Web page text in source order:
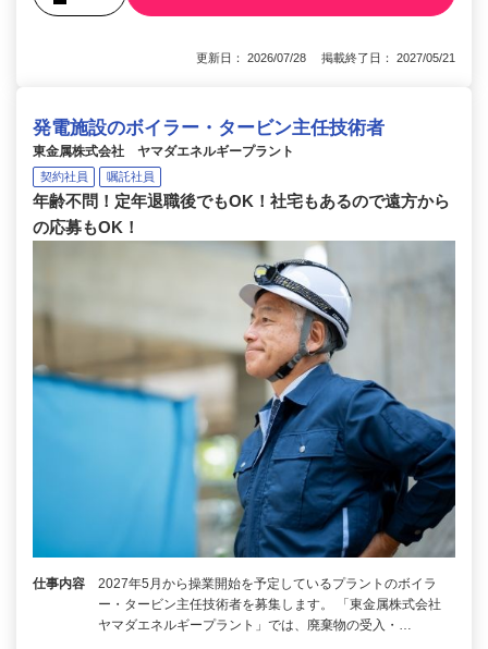
更新日： 2026/07/28 掲載終了日： 2027/05/21
発電施設のボイラー・タービン主任技術者
東金属株式会社 ヤマダエネルギープラント
契約社員 嘱託社員
年齢不問！定年退職後でもOK！社宅もあるので遠方から
の応募もOK！
仕事内容
2027年5月から操業開始を予定しているプラントのボイラ
ー・タービン主任技術者を募集します。 「東金属株式会社
ヤマダエネルギープラント」では、廃棄物の受入・…